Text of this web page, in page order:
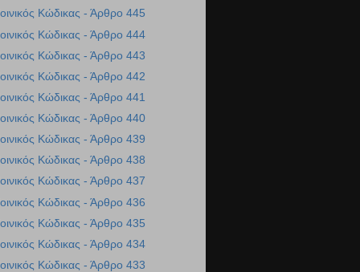
Κώδικας - Άρθρο 445
Κώδικας - Άρθρο 444
Κώδικας - Άρθρο 443
Κώδικας - Άρθρο 442
Κώδικας - Άρθρο 441
Κώδικας - Άρθρο 440
Κώδικας - Άρθρο 439
Κώδικας - Άρθρο 438
Κώδικας - Άρθρο 437
Κώδικας - Άρθρο 436
Κώδικας - Άρθρο 435
Κώδικας - Άρθρο 434
Κώδικας - Άρθρο 433